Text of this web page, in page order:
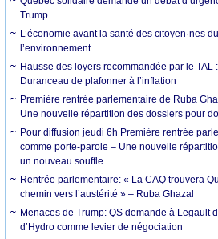
Trump
L’économie avant la santé des citoyen·nes
l’environnement
Hausse des loyers recommandée par le TAL
Duranceau de plafonner à l’inflation
Première rentrée parlementaire de Ruba
Une nouvelle répartition des dossiers pour
Pour diffusion jeudi 6h Première rentrée
comme porte-parole – Une nouvelle
un nouveau souffle
Rentrée parlementaire: « La CAQ trouvera
chemin vers l’austérité » – Ruba Ghazal
Menaces de Trump: QS demande à Legault
d’Hydro comme levier de négociation